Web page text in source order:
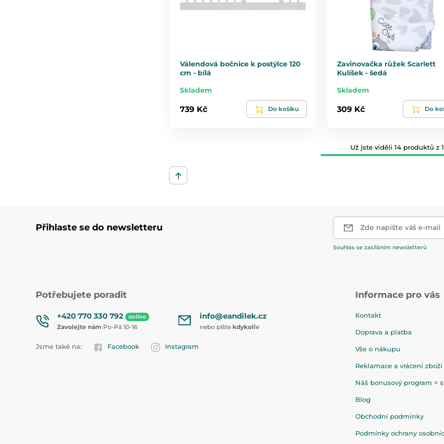
Válendová bočnice k postýlce 120
cm - bílá
Skladem
739 Kč Do košíku
Zavinovačka růžek Scarlett
Kulíšek - šedá
Skladem
309 Kč Do
Už jste viděli 14 produktů z
Přihlaste se do newsletteru Zde napište váš e-mail
Souhlas se zasíláním newsletterů
Potřebujete poradit
+420 770 330 792 online
Zavolejte nám Po-Pá 10-16
info@eandilek.cz
nebo pište kdykoliv
Jsme také na: Facebook Instagram
Informace pro vás
Kontakt
Doprava a platba
Vše o nákupu
Reklamace a vrácení zboží
Náš bonusový program =
Blog
Obchodní podmínky
Podmínky ochrany